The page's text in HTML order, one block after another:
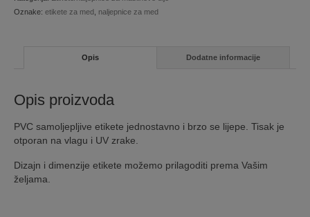
Oznake: etikete za med naljepnice za med
Opis Dodatne informacije
Opis proizvoda
PVC samoljepljive etikete jednostavno i brzo se lijepe. Tisak je
otporan na vlagu i UV zrake.
Dizajn i dimenzije etikete možemo prilagoditi prema Vašim
željama.